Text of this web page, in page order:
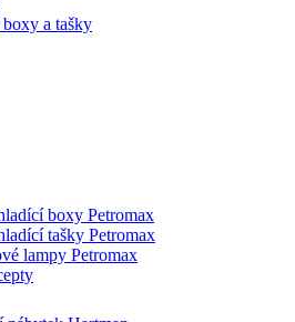
a tašky
boxy Petromax
tašky Petromax
lampy Petromax